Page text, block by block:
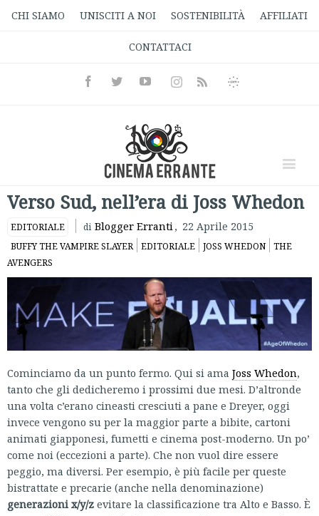
CHI SIAMO UNISCITI A NOI SOSTENIBILITÀ AFFILIATI
CONTATTACI
FacebookTwitterYoutubeInstagramRss
Informativa
Verso Sud, nell’era di Joss Whedon
EDITORIALE di Blogger Erranti, 22 Aprile 2015
BUFFY THE VAMPIRE SLAYER EDITORIALE JOSS WHEDON
THE
AVENGERS
Cominciamo da un punto fermo. Qui si ama Joss Whedon,
tanto che gli dedicheremo i prossimi due mesi. D’altronde
una volta c’erano cineasti cresciuti a pane e Dreyer, oggi
invece vengono su per la maggior parte a bibite, cartoni
animati giapponesi, fumetti e cinema post-moderno. Un po’
come noi (eccezioni a parte). Che non vuol dire essere
peggio, ma diversi. Per esempio, è più facile per queste
bistrattate e precarie (anche nella denominazione)
generazioni x/y/z evitare la classificazione tra Alto e Basso. È